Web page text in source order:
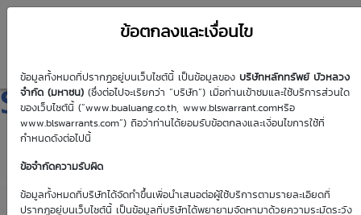
ข้อตกลงและเงื่อนไข
ข้อมูลทั้งหมดที่ปรากฏอยู่บนเว็บไซต์นี้ เป็นข้อมูลของ บริษัทหลักทรัพย์ บัวหลวง
จำกัด (มหาชน) (ซึ่งต่อไปจะเรียกว่า “บริษัท”) เมื่อท่านเข้าชมและใช้บริการส่วนใด
ของเว็บไซต์นี้ (“www.bualuang.co.th, www.blswarrant.comหรือ
www.blswarrants.com”) ถือว่าท่านได้ยอมรับข้อตกลงและเงื่อนไขการใช้ที่
กำหนดดังต่อไปนี้
ข้อจำกัดความรับผิด
ข้อมูลทั้งหมดที่บริษัทได้จัดทำขึ้นเพื่อนำเสนอต่อผู้ใช้บริการตามรายละเอียดที่
ปรากฏอยู่บนเว็บไซต์นี้ เป็นข้อมูลที่บริษัทได้พยายามจัดหามาด้วยความระมัดระวัง
SET5001P2609H
6 ส.ค. 2569